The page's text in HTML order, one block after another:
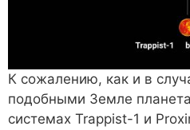
К сожалению, как и в
подобными Земле
системах Trappist-1 и